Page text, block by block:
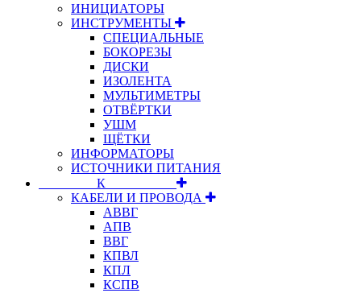
ИНИЦИАТОРЫ
ИНСТРУМЕНТЫ
СПЕЦИАЛЬНЫЕ
БОКОРЕЗЫ
ДИСКИ
ИЗОЛЕНТА
МУЛЬТИМЕТРЫ
ОТВЁРТКИ
УШМ
ЩЁТКИ
ИНФОРМАТОРЫ
ИСТОЧНИКИ ПИТАНИЯ
⠀⠀⠀⠀⠀⠀К⠀⠀⠀⠀⠀⠀⠀
КАБЕЛИ И ПРОВОДА
АВВГ
АПВ
ВВГ
КПВЛ
КПЛ
КСПВ